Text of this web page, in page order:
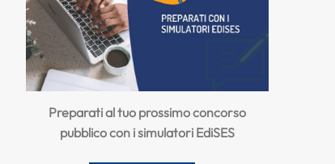
Preparati al tuo prossimo concorso
pubblico con i simulatori EdiSES